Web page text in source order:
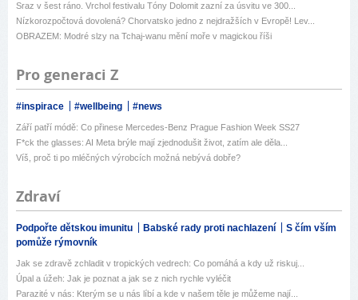
Sraz v šest ráno. Vrchol festivalu Tóny Dolomit zazní za úsvitu ve 300...
Nízkorozpočtová dovolená? Chorvatsko jedno z nejdražších v Evropě! Lev...
OBRAZEM: Modré slzy na Tchaj-wanu mění moře v magickou říši
Pro generaci Z
#inspirace #wellbeing #news
Září patří módě: Co přinese Mercedes-Benz Prague Fashion Week SS27
F*ck the glasses: AI Meta brýle mají zjednodušit život, zatím ale děla...
Víš, proč ti po mléčných výrobcích možná nebývá dobře?
Zdraví
Podpořte dětskou imunitu Babské rady proti nachlazení
S čím vším
pomůže rýmovník
Jak se zdravě zchladit v tropických vedrech: Co pomáhá a kdy už riskuj...
Úpal a úžeh: Jak je poznat a jak se z nich rychle vyléčit
Parazité v nás: Kterým se u nás líbí a kde v našem těle je můžeme nají...